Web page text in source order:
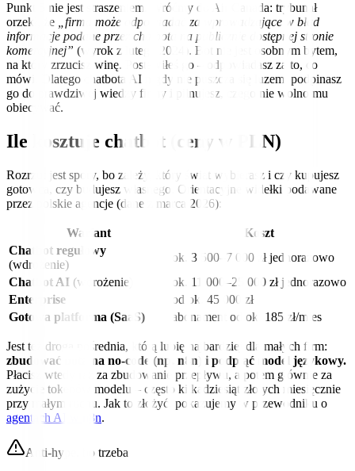
Punkt 5 nie jest straszeniem. Wróćmy do Air Canada: trybunał
orzekł, że
„firma może odpowiadać za wprowadzające w błąd
informacje podane przez chatbota na publicznie dostępnej stronie
komercyjnej” (wyrok z lutego 2024). Bot nie jest osobnym bytem,
na który zrzucisz winę. Postawiłeś go – odpowiadasz za to, co
mówi. Dlatego chatbota AI nigdy nie puszcza się luzem: podpinasz
go do prawdziwej wiedzy firmy i pilnujesz, czego nie wolno mu
obiecywać.
Ile kosztuje chatbot (ceny w PLN)
Rozrzut jest spory, bo zależy, który świat wybierasz i czy kupujesz
gotowca, czy budujesz własnego. Orientacyjne widełki podawane
przez polskie agencje (dane z marca 2026):
Wariant
Koszt
Chatbot regułowy
(wdrożenie)
ok. 3 500–7 000 zł jednorazowo
Chatbot AI (wdrożenie)
ok. 11 000–25 000 zł jednorazowo
Enterprise
od ok. 45 000 zł
Gotowa platforma (SaaS)
abonament od ok. 185 zł/mies
Jest też droga pośrednia, którą lubię najbardziej dla małych firm:
zbudować bota na no-code (np. n8n) i podpiąć model językowy.
Płacisz wtedy raz za zbudowanie przepływu, a potem głównie za
zużycie tokenów modelu – często kilkadziesiąt złotych miesięcznie
przy małym ruchu. Jak to złożyć, pokazujemy w przewodniku o
agentach AI w n8n.
Anti-hype, bo trzeba